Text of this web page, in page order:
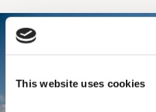
This website uses cookies